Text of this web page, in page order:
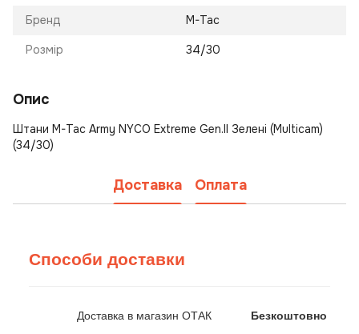
Бренд M-Tac
Розмір 34/30
Опис
Штани M-Tac Army NYCO Extreme Gen.II Зелені (Multicam)
(34/30)
Доставка Оплата
Способи доставки
Доставка в магазин ОТАК Безкоштовно